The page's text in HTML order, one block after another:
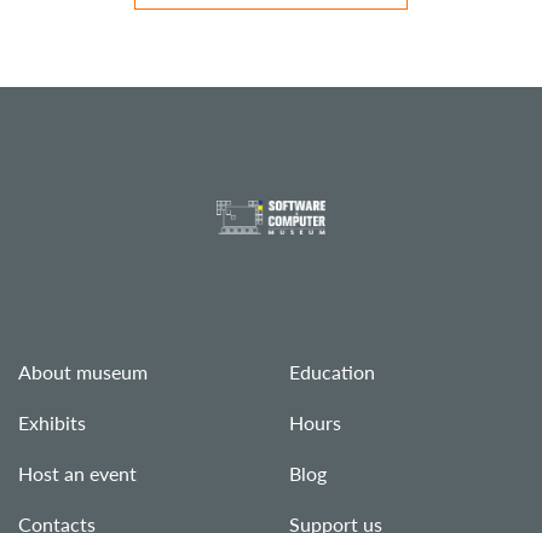
About museum
Exhibits
Host an event
Contacts
Education
Hours
Blog
Support us